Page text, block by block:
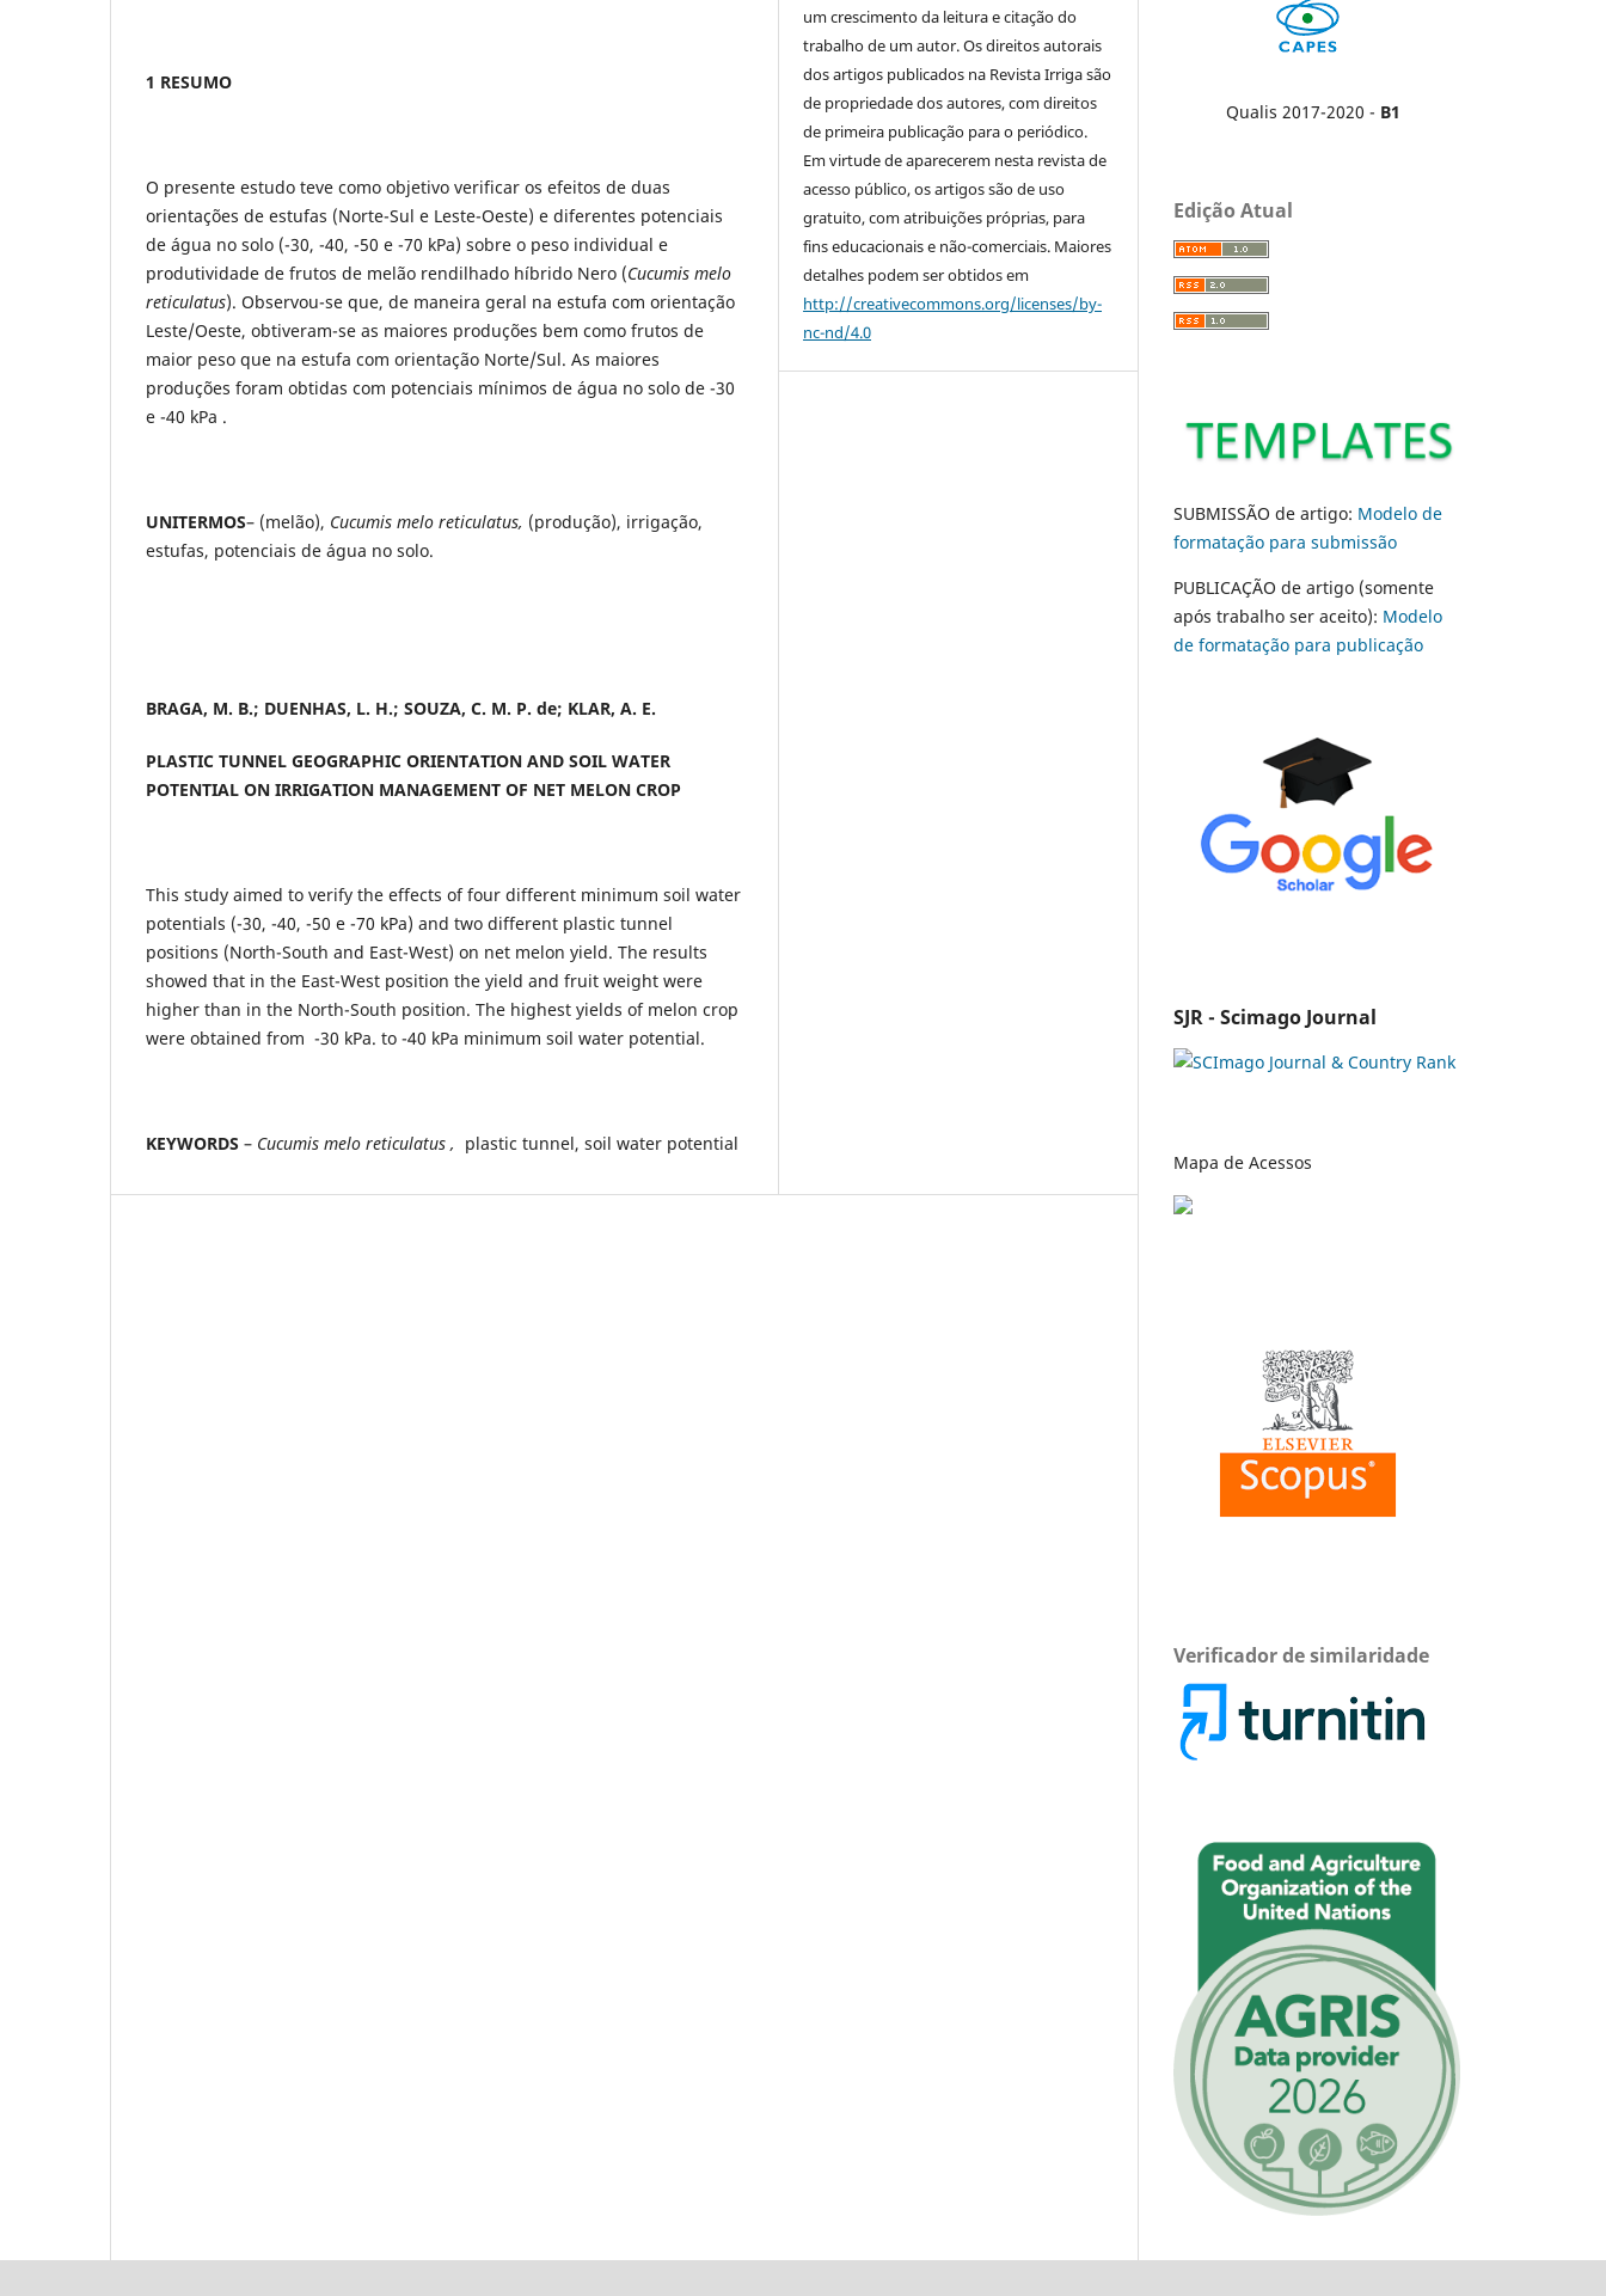
1 RESUMO
O presente estudo teve como objetivo verificar os efeitos de duas
orientações de estufas (Norte-Sul e Leste-Oeste) e diferentes potenciais
de água no solo (-30, -40, -50 e -70 kPa) sobre o peso individual e
produtividade de frutos de melão rendilhado híbrido Nero (Cucumis melo
reticulatus). Observou-se que, de maneira geral na estufa com orientação
Leste/Oeste, obtiveram-se as maiores produções bem como frutos de
maior peso que na estufa com orientação Norte/Sul. As maiores
produções foram obtidas com potenciais mínimos de água no solo de -30
e -40 kPa .
UNITERMOS– (melão), Cucumis melo reticulatus, (produção), irrigação,
estufas, potenciais de água no solo.
BRAGA, M. B.; DUENHAS, L. H.; SOUZA, C. M. P. de; KLAR, A. E.
PLASTIC TUNNEL GEOGRAPHIC ORIENTATION AND SOIL WATER
POTENTIAL ON IRRIGATION MANAGEMENT OF NET MELON CROP
This study aimed to verify the effects of four different minimum soil water
potentials (-30, -40, -50 e -70 kPa) and two different plastic tunnel
positions (North-South and East-West) on net melon yield. The results
showed that in the East-West position the yield and fruit weight were
higher than in the North-South position. The highest yields of melon crop
were obtained from -30 kPa. to -40 kPa minimum soil water potential.
KEYWORDS – Cucumis melo reticulatus , plastic tunnel, soil water potential
um crescimento da leitura e citação do
trabalho de um autor. Os direitos autorais
dos artigos publicados na Revista Irriga são
de propriedade dos autores, com direitos
de primeira publicação para o periódico.
Em virtude de aparecerem nesta revista de
acesso público, os artigos são de uso
gratuito, com atribuições próprias, para
fins educacionais e não-comerciais. Maiores
detalhes podem ser obtidos em
http://creativecommons.org/licenses/by-
nc-nd/4.0
Qualis 2017-2020 - B1
Edição Atual
SUBMISSÃO de artigo: Modelo de
formatação para submissão
PUBLICAÇÃO de artigo (somente
após trabalho ser aceito): Modelo
de formatação para publicação
SJR - Scimago Journal
Mapa de Acessos
Verificador de similaridade